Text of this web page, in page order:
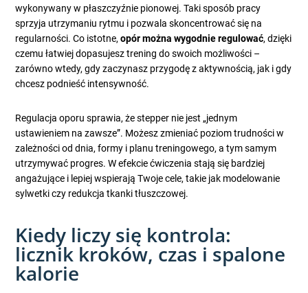
wykonywany w płaszczyźnie pionowej. Taki sposób pracy
sprzyja utrzymaniu rytmu i pozwala skoncentrować się na
regularności. Co istotne,opór można wygodnie regulować, dzięki
czemu łatwiej dopasujesz trening do swoich możliwości –
zarówno wtedy, gdy zaczynasz przygodę z aktywnością, jak i gdy
chcesz podnieść intensywność.
Regulacja oporu sprawia, że stepper nie jest „jednym
ustawieniem na zawsze”. Możesz zmieniać poziom trudności w
zależności od dnia, formy i planu treningowego, a tym samym
utrzymywać progres. W efekcie ćwiczenia stają się bardziej
angażujące i lepiej wspierają Twoje cele, takie jak modelowanie
sylwetki czy redukcja tkanki tłuszczowej.
Kiedy liczy się kontrola:
licznik kroków, czas i spalone
kalorie